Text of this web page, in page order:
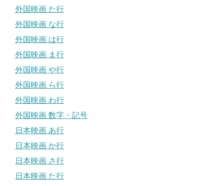
外国映画 た行
外国映画 な行
外国映画 は行
外国映画 ま行
外国映画 や行
外国映画 ら行
外国映画 わ行
外国映画 数字・記号
日本映画 あ行
日本映画 か行
日本映画 さ行
日本映画 た行